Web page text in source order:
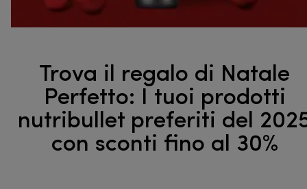
Trova il regalo di Natale
Perfetto: I tuoi prodotti
nutribullet preferiti del
con sconti fino al 30%